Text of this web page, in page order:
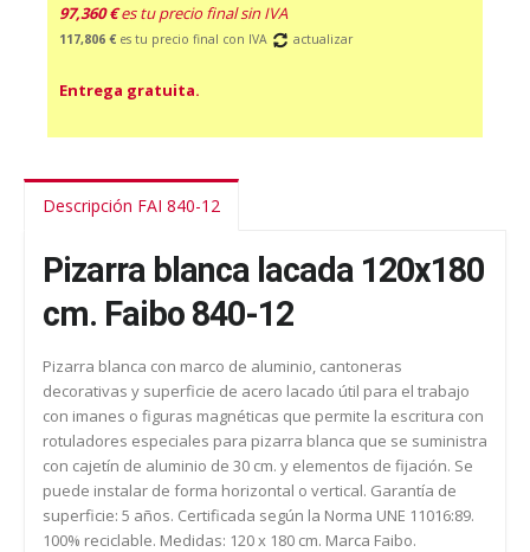
97,360 € es tu precio final sin IVA
117,806 € es tu precio final con IVA actualizar
Entrega gratuita.
Descripción FAI 840-12
Pizarra blanca lacada 120x180
cm. Faibo 840-12
Pizarra blanca con marco de aluminio, cantoneras
decorativas y superficie de acero lacado útil para el trabajo
con imanes o figuras magnéticas que permite la escritura con
rotuladores especiales para pizarra blanca que se suministra
con cajetín de aluminio de 30 cm. y elementos de fijación. Se
puede instalar de forma horizontal o vertical. Garantía de
superficie: 5 años. Certificada según la Norma UNE 11016:89.
100% reciclable. Medidas: 120 x 180 cm. Marca Faibo.